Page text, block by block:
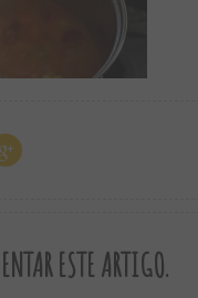
ESTE ARTIGO.